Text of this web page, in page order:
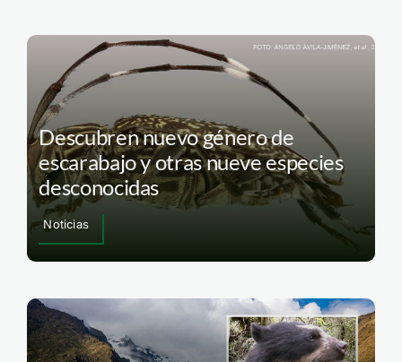
Descubren nuevo género de
escarabajo y otras nueve especies
desconocidas
Noticias